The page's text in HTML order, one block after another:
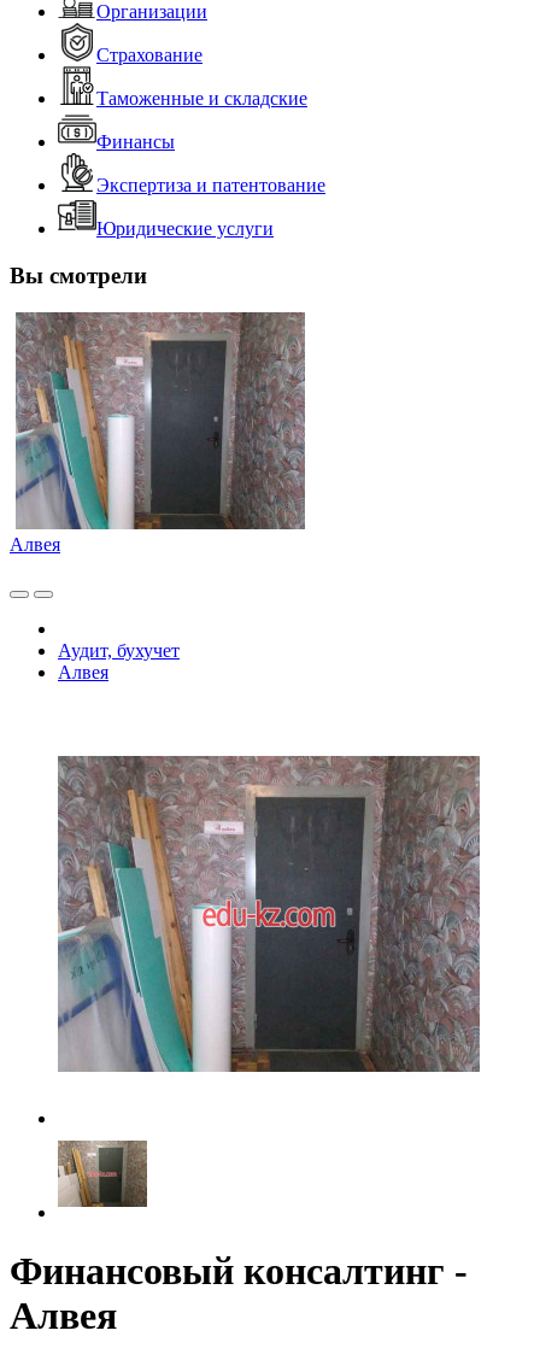
Организации
Страхование
Таможенные и складские
Финансы
Экспертиза и патентование
Юридические услуги
Вы смотрели
Алвея
Аудит, бухучет
Алвея
Финансовый консалтинг -
Алвея